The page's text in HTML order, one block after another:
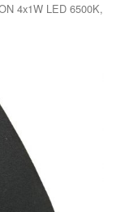
t
4x1W LED 6500K,